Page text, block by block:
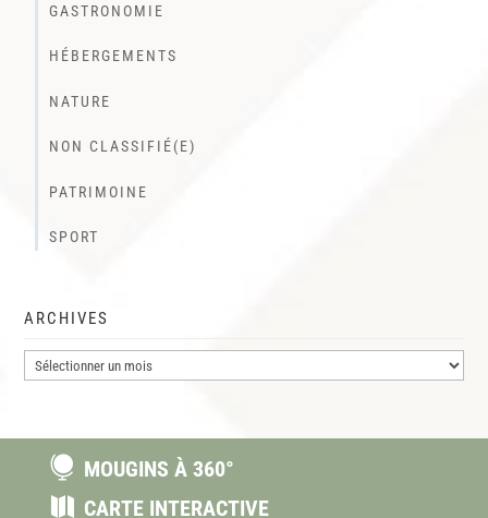
GASTRONOMIE
HÉBERGEMENTS
NATURE
NON CLASSIFIÉ(E)
PATRIMOINE
SPORT
ARCHIVES
Archives
 MOUGINS À 360°
 CARTE INTERACTIVE